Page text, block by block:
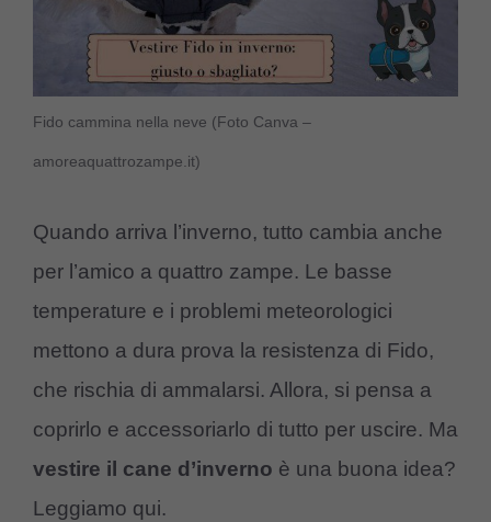
Fido cammina nella neve (Foto Canva –
amoreaquattrozampe.it)
Quando arriva l’inverno, tutto cambia anche
per l’amico a quattro zampe. Le basse
temperature e i problemi meteorologici
mettono a dura prova la resistenza di Fido,
che rischia di ammalarsi. Allora, si pensa a
coprirlo e accessoriarlo di tutto per uscire. Ma
vestire il cane d’inverno è una buona idea?
Leggiamo qui.